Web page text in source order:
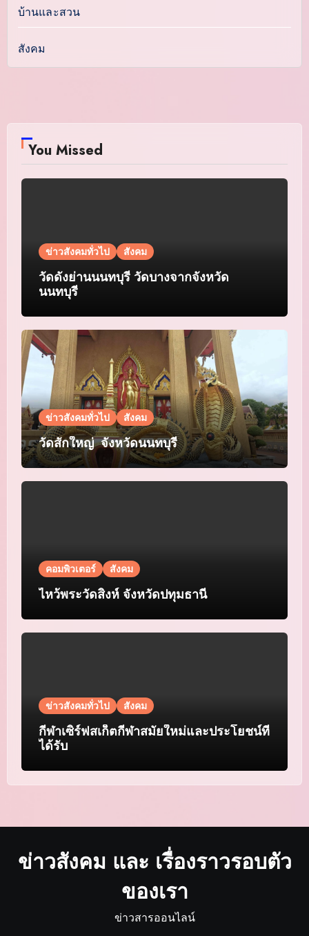
บ้านและสวน
สังคม
You Missed
ข่าวสังคมทั่วไป สังคม
วัดดังย่านนนทบุรี วัดบางจากจังหวัด
นนทบุรี
ข่าวสังคมทั่วไป สังคม
วัดสักใหญ่ จังหวัดนนทบุรี
คอมพิวเตอร์ สังคม
ไหว้พระวัดสิงห์ จังหวัดปทุมธานี
ข่าวสังคมทั่วไป สังคม
กีฬาเซิร์ฟสเก็ตกีฬาสมัยใหม่และประโยชน์ที่
ได้รับ
ข่าวสังคม และ เรื่องราวรอบตัว
ของเรา
ข่าวสารออนไลน์